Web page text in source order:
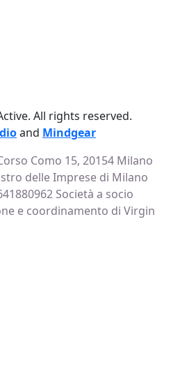
All rights reserved.
and Mindgear
Como 15, 20154 Milano
delle Imprese di Milano
Società a socio
e coordinamento di Virgin